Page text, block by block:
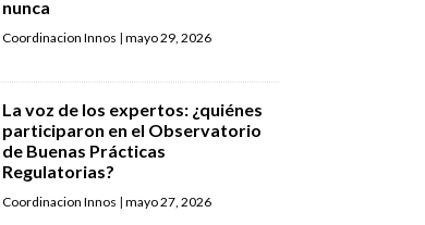
nunca
Coordinacion Innos | mayo 29, 2026
La voz de los expertos: ¿quiénes
participaron en el Observatorio
de Buenas Prácticas
Regulatorias?
Coordinacion Innos | mayo 27, 2026